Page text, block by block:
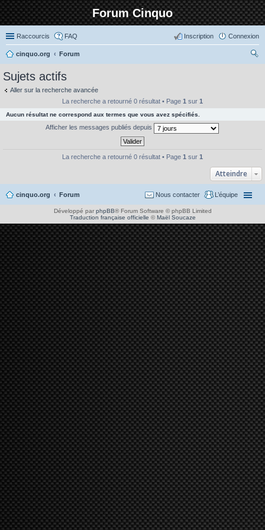
Forum Cinquo
Raccourcis FAQ Connexion
Inscription
cinquo.org
Forum
Sujets actifs
Aller sur la recherche avancée
La recherche a retourné 0 résultat • Page 1 sur 1
Aucun résultat ne correspond aux termes que vous avez spécifiés.
Afficher les messages publiés depuis
La recherche a retourné 0 résultat • Page 1 sur 1
Atteindre
cinquo.org Forum L’équipe
Nous contacter
Développé par phpBB® Forum Software © phpBB Limited
Traduction française officielle ©Maël Soucaze